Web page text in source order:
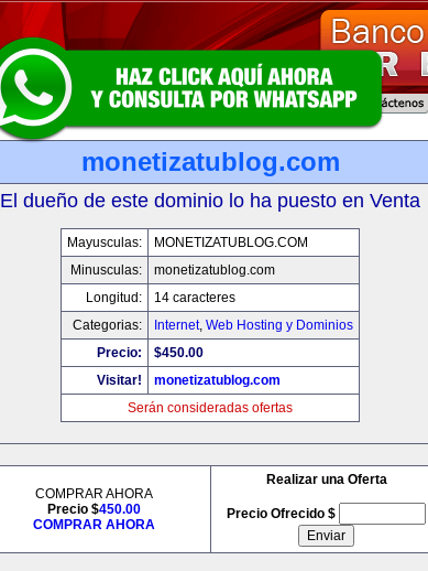
monetizatublog.com
El dueño de este dominio lo ha puesto en Venta
Mayusculas:
MONETIZATUBLOG.COM
Minusculas:
monetizatublog.com
Longitud:
14 caracteres
Categorias:
Internet, Web Hosting y Dominios
Precio:
$450.00
Visitar!
monetizatublog.com
Serán consideradas ofertas
COMPRAR AHORA
Precio $450.00
COMPRAR AHORA
Realizar una Oferta
Precio Ofrecido $